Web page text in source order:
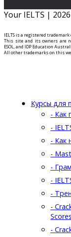
Your IELTS | 2026
IELTS is a registered
This site and its owners are
ESOL, and IDP Education
All other trademarks on this
Курсы для
- Как
-
- Как
-
-
-
-
-
Scores
-